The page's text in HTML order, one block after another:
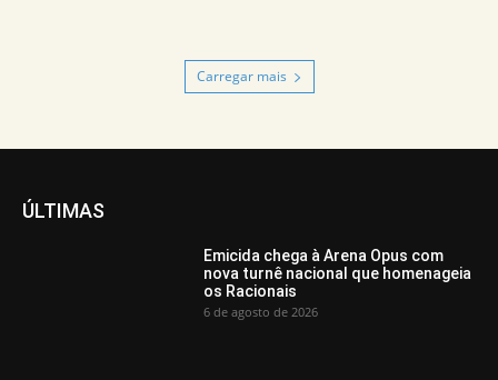
Carregar mais
ÚLTIMAS
Emicida chega à Arena Opus com
nova turnê nacional que homenageia
os Racionais
6 de agosto de 2026